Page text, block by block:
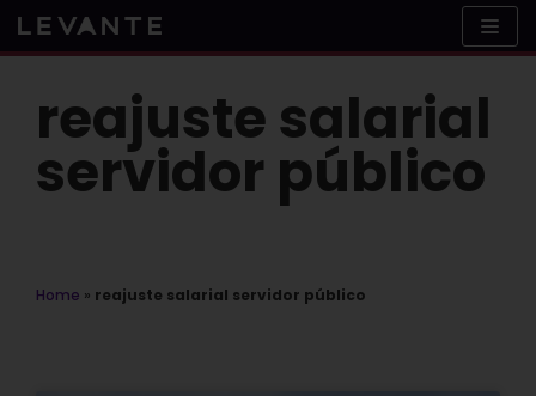
Skip
to
reajuste salarial
servidor público
Home » reajuste salarial servidor público